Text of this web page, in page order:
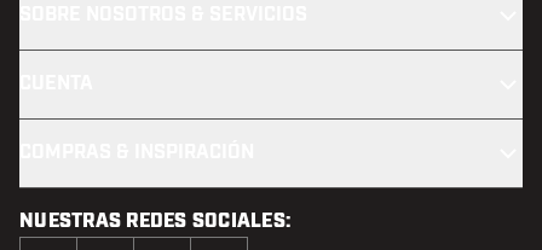
NUESTRAS REDES SOCIALES: